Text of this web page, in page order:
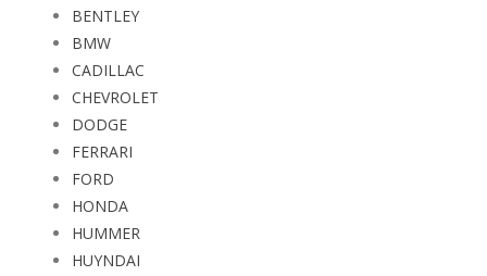
BENTLEY
BMW
CADILLAC
CHEVROLET
DODGE
FERRARI
FORD
HONDA
HUMMER
HUYNDAI